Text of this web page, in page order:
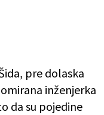
pre dolaska
inženjerka
da su pojedine